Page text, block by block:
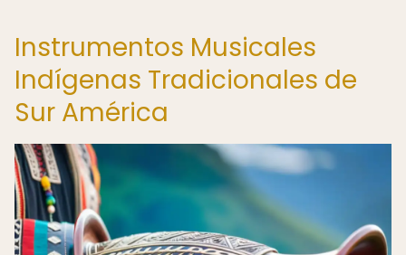
Instrumentos Musicales
Indígenas Tradicionales de
Sur América